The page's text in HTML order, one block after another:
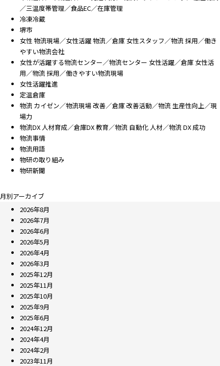
／三温度帯管理／食品EC／在庫管理
冷凍冷蔵
堺市
女性 物流現場／女性活躍 物流／倉庫 女性スタッフ／物流 採用／働き
やすい物流会社
女性が活躍する物流センター／物流センター 女性活躍／倉庫 女性活
用／物流 採用／働きやすい物流現場
女性活躍推進
定温倉庫
物流 カイゼン／物流現場 改善／倉庫 改善活動／物流 生産性向上／現
場力
物流DX 人材育成／倉庫DX 教育／物流 自動化 人材／物流 DX 成功
物流事情
物流用語
物研の取り組み
物研新聞
月別アーカイブ
2026年8月
2026年7月
2026年6月
2026年5月
2026年4月
2026年3月
2025年12月
2025年11月
2025年10月
2025年9月
2025年6月
2024年12月
2024年4月
2024年2月
2023年11月